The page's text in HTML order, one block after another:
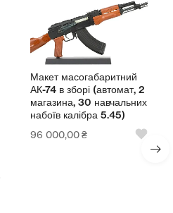
масогабаритний
74 в зборі (автомат, 2
30 навчальних
калібра 5.45)
000,00₴
Стіл
1200